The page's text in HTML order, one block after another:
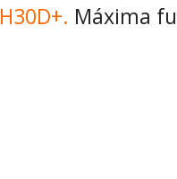
H30D+. Máxima